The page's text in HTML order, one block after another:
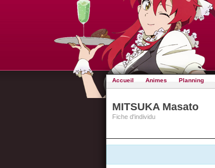
Accueil Animes Planning
MITSUKA Masato
Fiche d'individu